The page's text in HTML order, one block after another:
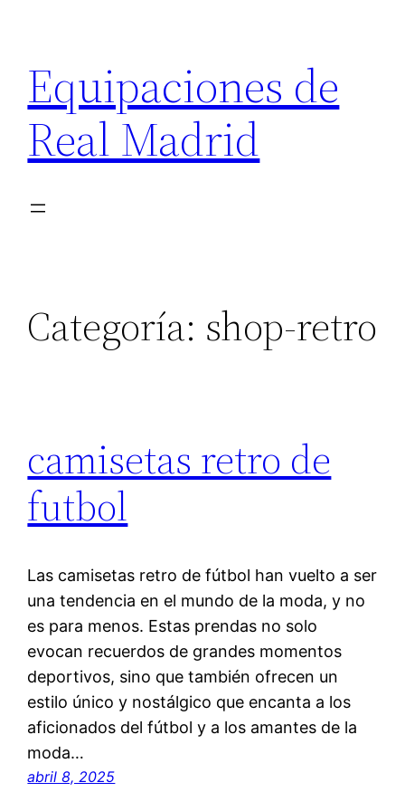
contenido
Equipaciones de
Real Madrid
Categoría: shop-retro
camisetas retro de
futbol
Las camisetas retro de fútbol han vuelto a ser
una tendencia en el mundo de la moda, y no
es para menos. Estas prendas no solo
evocan recuerdos de grandes momentos
deportivos, sino que también ofrecen un
estilo único y nostálgico que encanta a los
aficionados del fútbol y a los amantes de la
moda…
abril 8, 2025